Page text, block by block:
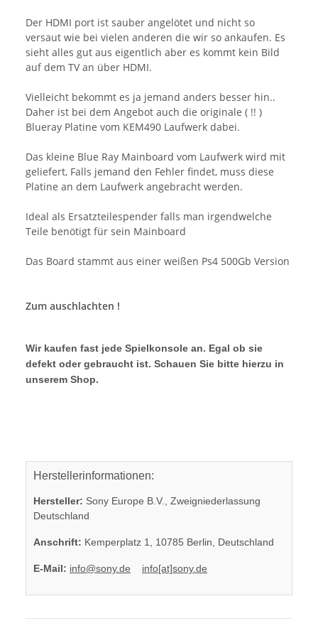
Der HDMI port ist sauber angelötet und nicht so
versaut wie bei vielen anderen die wir so ankaufen. Es
sieht alles gut aus eigentlich aber es kommt kein Bild
auf dem TV an über HDMI.
Vielleicht bekommt es ja jemand anders besser hin..
Daher ist bei dem Angebot auch die originale ( !! )
Blueray Platine vom KEM490 Laufwerk dabei.
Das kleine Blue Ray Mainboard vom Laufwerk wird mit
geliefert, Falls jemand den Fehler findet, muss diese
Platine an dem Laufwerk angebracht werden.
Ideal als Ersatzteilespender falls man irgendwelche
Teile benötigt für sein Mainboard
Das Board stammt aus einer weißen Ps4 500Gb Version
Zum auschlachten !
Wir kaufen fast jede Spielkonsole an. Egal ob sie
defekt oder gebraucht ist. Schauen Sie bitte hierzu in
unserem Shop.
Herstellerinformationen:
Hersteller: Sony Europe B.V., Zweigniederlassung
Deutschland
Anschrift: Kemperplatz 1, 10785 Berlin, Deutschland
E-Mail: info@sony.de info[at]sony.de